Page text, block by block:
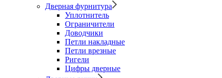
Дверная фурнитура
Уплотнитель
Ограничители
Доводчики
Петли накладные
Петли врезные
Ригели
Цифры дверные